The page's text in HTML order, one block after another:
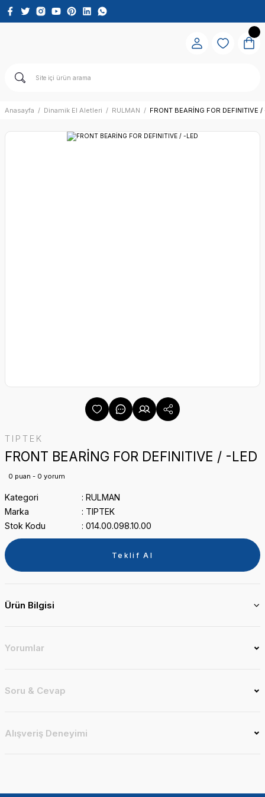
Anasayfa Dinamik El Aletleri RULMAN FRONT BEARİNG FOR DEFINITIVE /
TIPTEK
FRONT BEARİNG FOR DEFINITIVE / -LED
0 puan - 0 yorum
Kategori
RULMAN
Marka
TIPTEK
Stok Kodu
014.00.098.10.00
Teklif Al
Ürün Bilgisi
Yorumlar
Soru & Cevap
Alışveriş Deneyimi